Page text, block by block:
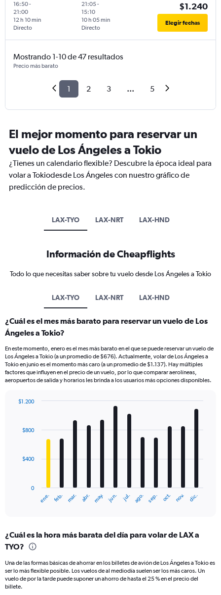
16:50-
21:00
Directo
12 h 10 min
21:05-
15:10
Directo
10 h 05 min
$1.240
Elegir fechas
Mostrando 1-10 de 47 resultados
Precio más barato
1 2 3 ... 5
El mejor momento para reservar un
vuelo de Los Ángeles a Tokio
¿Tienes un calendario flexible? Descubre la época ideal para
volar a Tokiodesde Los Ángeles con nuestro gráfico de
predicción de precios.
LAX-TYO LAX-NRT LAX-HND
Información de Cheapflights
Todo lo que necesitas saber sobre tu vuelo desde Los Ángeles a Tokio
LAX-TYO LAX-NRT LAX-HND
¿Cuál es el mes más barato para reservar un vuelo de Los
Ángeles a Tokio?
En este momento, enero es el mes más barato en el que se puede reservar un vuelo de
Los Ángeles a Tokio (a un promedio de $676). Actualmente, volar de Los Ángeles a
Tokio en junio es el momento más caro (a un promedio de $1.137). Hay múltiples
factores que influyen en el precio de un vuelo, por lo que comparar aerolíneas,
aeropuertos de salida y horarios les brinda a los usuarios más opciones disponibles.
with
The
Range:
12
The
chart
has
ene. feb. mar. abr. may. jun. jul. ago. sep. oct. nov. dic.
0
$400
$800
$1.200
¿Cuál es la hora más barata del día para volar de LAX a
TYO?
Una de las formas básicas de ahorrar en los billetes de avión de Los Ángeles a Tokio es
ser lo más flexible posible. Los vuelos de al mediodía suelen ser los más caros. Un
vuelo de por la tarde puede suponer un ahorro de hasta el 25 % en el precio del
billete.